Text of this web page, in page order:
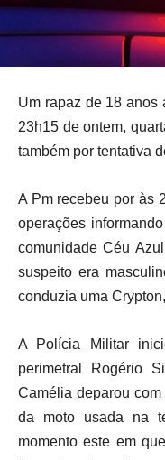
Um rapaz de 18 anos
23h15 de ontem,
também por tentativa
A Pm recebeu por às
operações
comunidade Céu
suspeito era
conduzia uma
A Polícia Militar
perimetral Rogério
Camélia deparou
da moto usada na
momento este em